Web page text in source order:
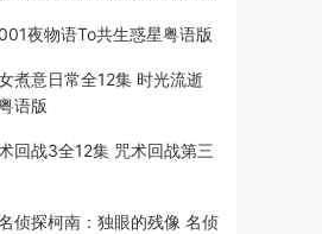
夜物语To共生惑星粤语版
煮意日常全12集 时光流逝
语版
回战3全12集 咒术回战第三
侦探柯南：独眼的残像 名侦